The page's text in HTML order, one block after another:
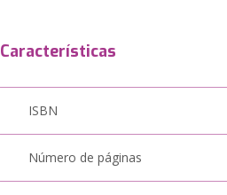
Características
ISBN
Número de páginas